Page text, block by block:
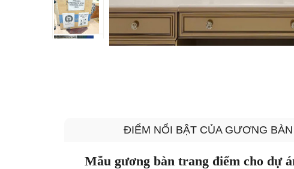
ĐIỂM NỔI BẬT CỦA GƯƠNG
Mẫu gương bàn trang điểm cho dự